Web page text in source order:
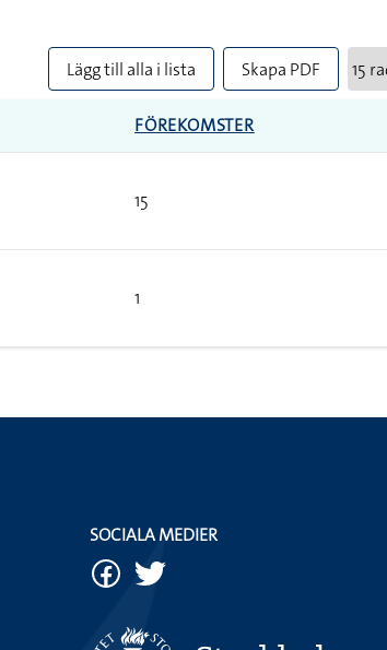
Lägg till alla i lista Skapa PDF
FÖREKOMSTER
15
1
SOCIALA MEDIER